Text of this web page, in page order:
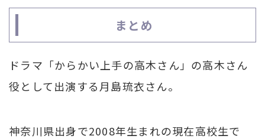
まとめ
ドラマ「からかい上手の高木さん」の高木さん
役として出演する月島琉衣さん。
神奈川県出身で2008年生まれの現在高校生で